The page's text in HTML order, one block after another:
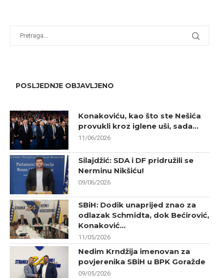
POSLJEDNJE OBJAVLJENO
Konakoviću, kao što ste Nešića
provukli kroz iglene uši, sada...
11/06/2026
Silajdžić: SDA i DF pridružili se
Nerminu Nikšiću!
09/06/2026
SBiH: Dodik unaprijed znao za
odlazak Schmidta, dok Bećirović,
Konaković...
11/05/2026
Nedim Krndžija imenovan za
povjerenika SBiH u BPK Goražde
09/05/2026